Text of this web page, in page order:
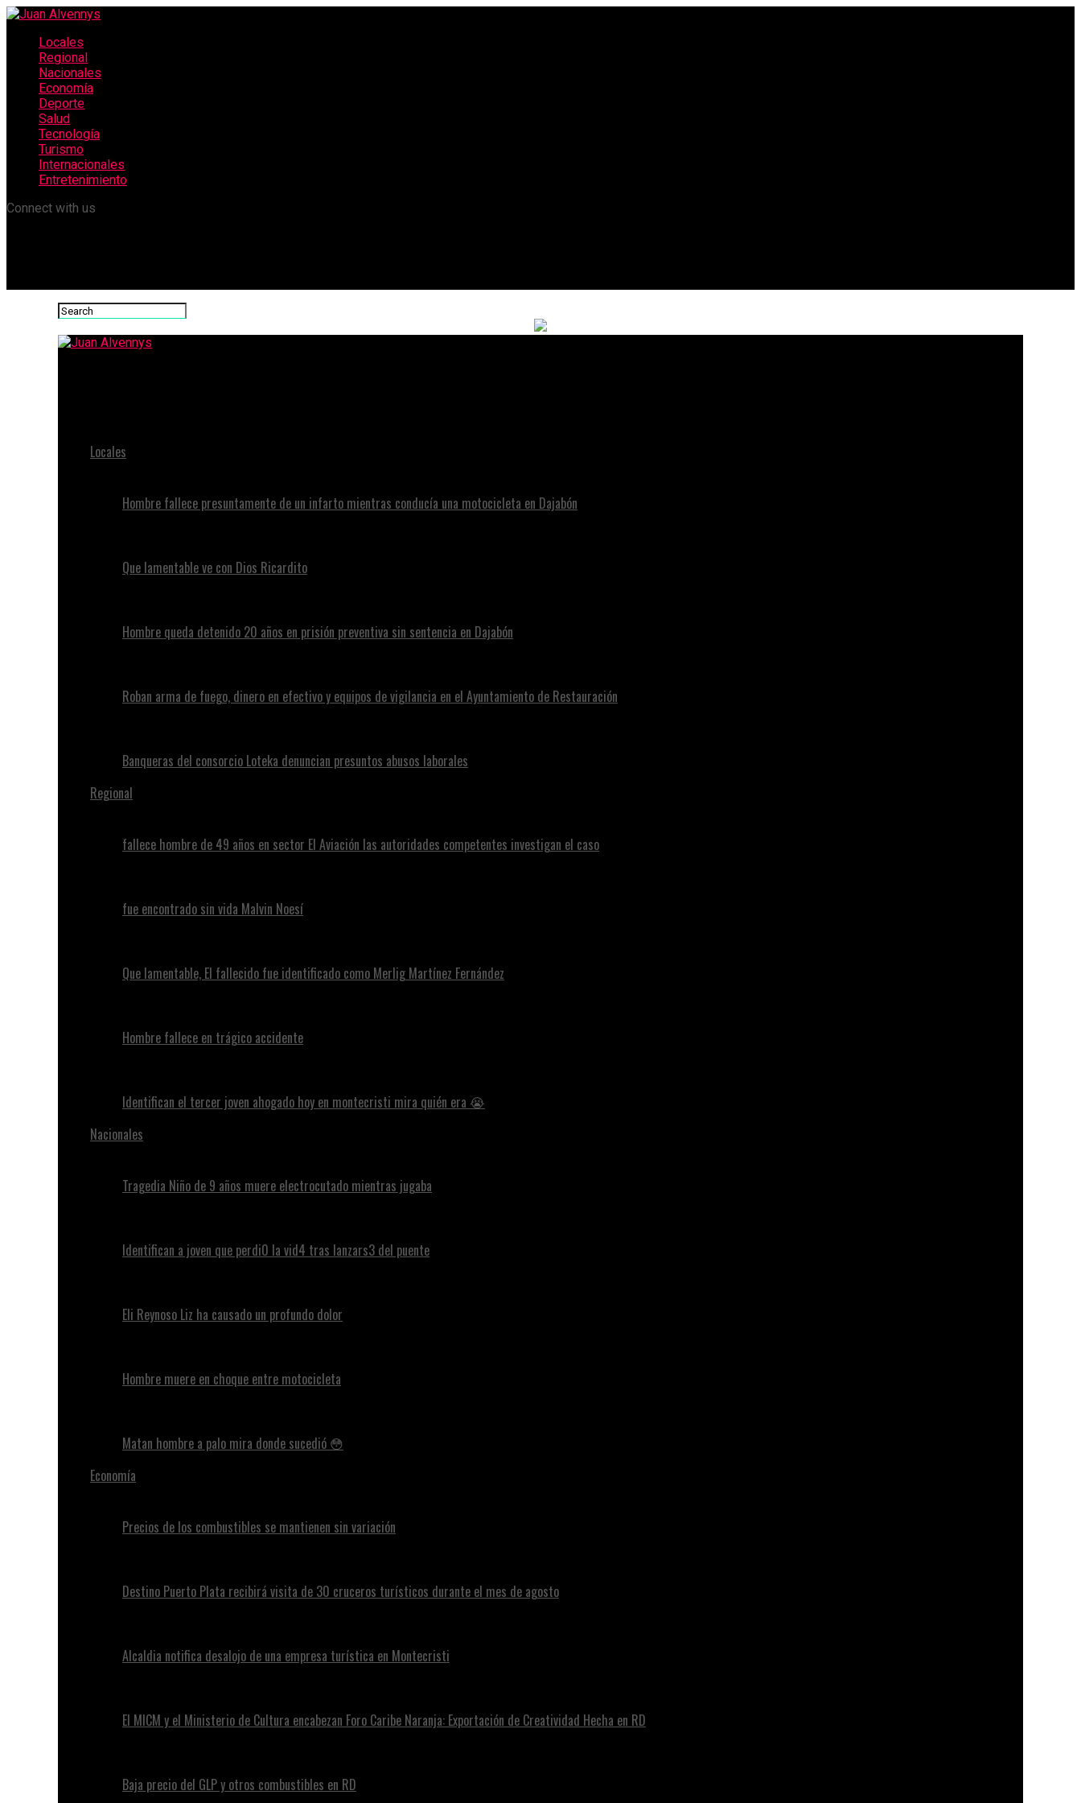
Locales
Regional
Nacionales
Economía
Deporte
Salud
Tecnología
Turismo
Internacionales
Entretenimiento
Connect with us
Locales
Hombre fallece presuntamente de un infarto mientras conducía una motocicleta en Dajabón
Que lamentable ve con Dios Ricardito
Hombre queda detenido 20 años en prisión preventiva sin sentencia en Dajabón
Roban arma de fuego, dinero en efectivo y equipos de vigilancia en el Ayuntamiento de Restauración
Banqueras del consorcio Loteka denuncian presuntos abusos laborales
Regional
fallece hombre de 49 años en sector El Aviación las autoridades competentes investigan el caso
fue encontrado sin vida Malvin Noesí
Que lamentable, El fallecido fue identificado como Merlig Martínez Fernández
Hombre fallece en trágico accidente
Identifican el tercer joven ahogado hoy en montecristi mira quién era 😭
Nacionales
Tragedia Niño de 9 años muere electrocutado mientras jugaba
Identifican a joven que perdi0 la vid4 tras lanzars3 del puente
Eli Reynoso Liz ha causado un profundo dolor
Hombre muere en choque entre motocicleta
Matan hombre a palo mira donde sucedió 😳
Economía
Precios de los combustibles se mantienen sin variación
Destino Puerto Plata recibirá visita de 30 cruceros turísticos durante el mes de agosto
Alcaldia notifica desalojo de una empresa turística en Montecristi
El MICM y el Ministerio de Cultura encabezan Foro Caribe Naranja: Exportación de Creatividad Hecha en RD
Baja precio del GLP y otros combustibles en RD